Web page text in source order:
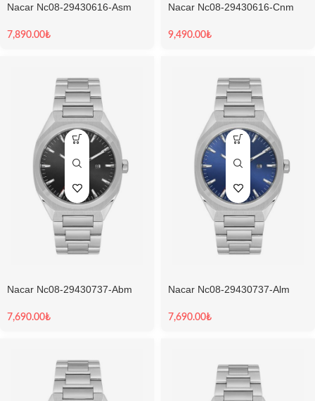
Nacar Nc08-29430616-Asm
7,890.00₺
Nacar Nc08-29430616-Cnm
9,490.00₺
Nacar Nc08-29430737-Abm
7,690.00₺
Nacar Nc08-29430737-Alm
7,690.00₺